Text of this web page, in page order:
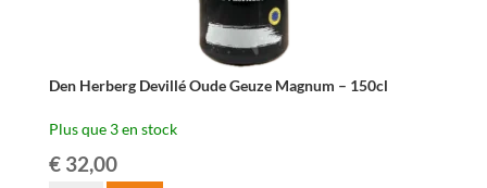
Den Herberg Devillé Oude Geuze Magnum – 150cl
Plus que 3 en stock
€32,00